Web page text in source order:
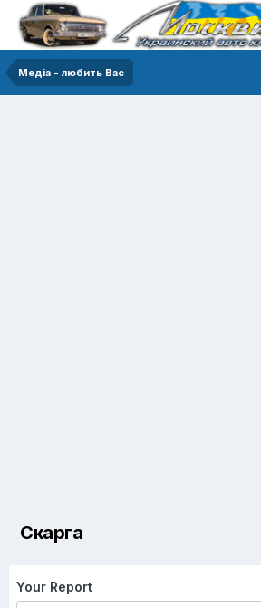
Медіа - любить Вас
Скарга
Your Report